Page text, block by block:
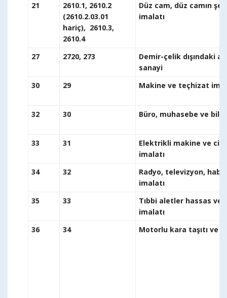
21
2610.1, 2610.2
(2610.2.03.01
hariç), 2610.3,
2610.4
Düz cam, düz camın
27 2720, 273
Demir-çelik dışındaki
30
29
32 30 Büro,
33 31
Elektrikli makine ve
34
32
Radyo, televizyon,
35
33
Tıbbi aletler hassas
36
34